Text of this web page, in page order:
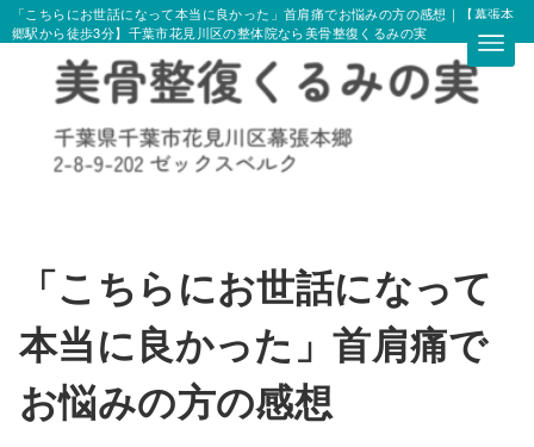
「こちらにお世話になって本当に良かった」首肩痛でお悩みの方の感想｜【幕張本
郷駅から徒歩3分】千葉市花見川区の整体院なら美骨整復くるみの実
「こちらにお世話になって
本当に良かった」首肩痛で
お悩みの方の感想